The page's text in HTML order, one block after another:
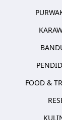
FOOD &